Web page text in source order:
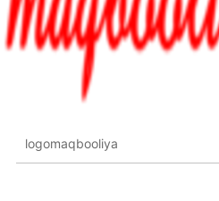
logomaqbooliya